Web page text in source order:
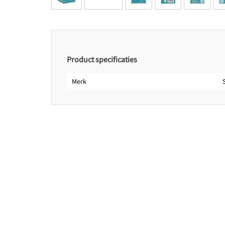
Product specificaties
Merk